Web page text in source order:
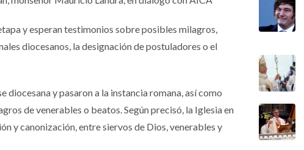
y esperan testimonios sobre posibles milagros,
diocesanos, la designación de postuladores o el
diocesana y pasaron a la instancia romana, así como
de venerables o beatos. Según precisó, la Iglesia en
y canonización, entre siervos de Dios, venerables y